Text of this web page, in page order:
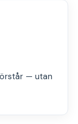
— utan